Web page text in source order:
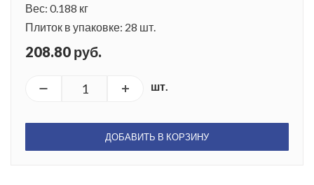
Вес: 0.188 кг
Плиток в упаковке: 28 шт.
208.80 руб.
шт.
ДОБАВИТЬ В КОРЗИНУ